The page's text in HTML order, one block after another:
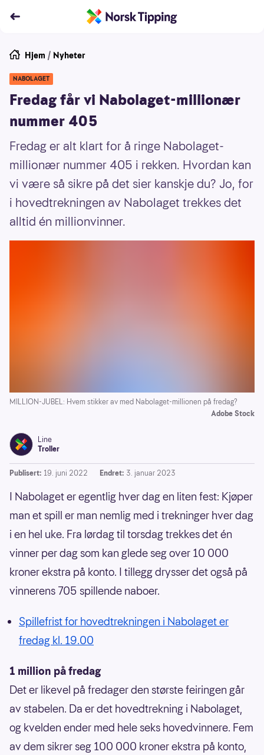
Hjem / Nyheter
NABOLAGET
Fredag får vi Nabolaget-millionær
nummer 405
Fredag er alt klart for å ringe Nabolaget-
millionær nummer 405 i rekken. Hvordan kan
vi være så sikre på det sier kanskje du? Jo, for
i hovedtrekningen av Nabolaget trekkes det
alltid én millionvinner.
MILLION-JUBEL: Hvem stikker av med Nabolaget-millionen på fredag?
Adobe Stock
Line
Troller
Publisert: 19. juni 2022 Endret: 3. januar 2023
I Nabolaget er egentlig hver dag en liten fest: Kjøper
man et spill er man nemlig med i trekninger hver dag
i en hel uke. Fra lørdag til torsdag trekkes det én
vinner per dag som kan glede seg over 10 000
kroner ekstra på konto. I tillegg drysser det også på
vinnerens 705 spillende naboer.
Spillefrist for hovedtrekningen i Nabolaget er
fredag kl. 19.00
1 million på fredag
Det er likevel på fredager den største feiringen går
av stabelen. Da er det hovedtrekning i Nabolaget,
og kvelden ender med hele seks hovedvinnere. Fem
av dem sikrer seg 100 000 kroner ekstra på konto,